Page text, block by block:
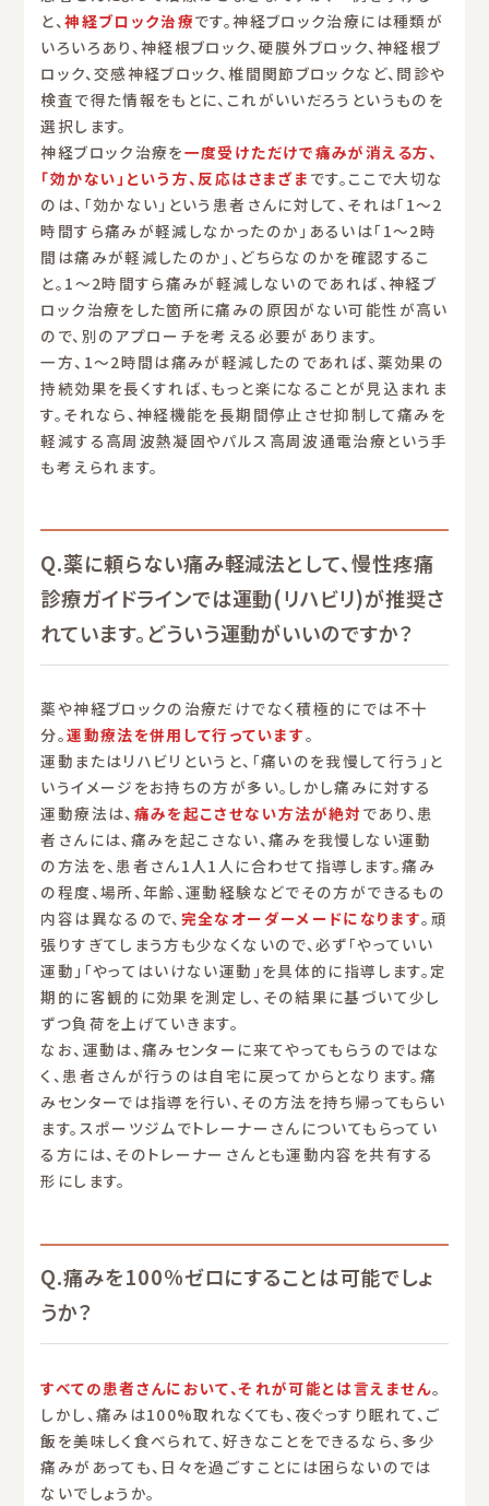
と、神経ブロック治療です。神経ブロック治療には種類が
いろいろあり、神経根ブロック、硬膜外ブロック、神経根ブ
ロック、交感神経ブロック、椎間関節ブロックなど、問診や
検査で得た情報をもとに、これがいいだろうというものを
選択します。
神経ブロック治療を一度受けただけで痛みが消える方、
「効かない」という方、反応はさまざま です。ここで大切な
のは、「効かない」という患者さんに対して、それは「1〜2
時間すら痛みが軽減しなかったのか」あるいは「1〜2時
間は痛みが軽減したのか」、どちらなのかを確認するこ
と。1〜2時間すら痛みが軽減しないのであれば、神経ブ
ロック治療をした箇所に痛みの原因がない可能性が高い
ので、別のアプローチを考える必要があります。
一方、1〜2時間は痛みが軽減したのであれば、薬効果の
持続効果を長くすれば、もっと楽になることが見込まれま
す。それなら、神経機能を長期間停止させ抑制して痛みを
軽減する高周波熱凝固やパルス高周波通電治療という手
も考えられます。
Q.薬に頼らない痛み軽減法として、慢性疼痛
診療ガイドラインでは運動(リハビリ)が推奨さ
れています。どういう運動がいいのですか？
薬や神経ブロックの治療だけでなく積極的にでは不十
分。運動療法を併用して行っています。
運動またはリハビリというと、「痛いのを我慢して行う」と
いうイメージをお持ちの方が多い。しかし痛みに対する
運動療法は、 痛みを起こさせない方法が絶対 であり、患
者さんには、痛みを起こさない、痛みを我慢しない運動
の方法を、患者さん1人1人に合わせて指導します。痛み
の程度、場所、年齢、運動経験などでその方ができるもの
内容は異なるので、 完全なオーダーメードになります。頑
張りすぎてしまう方も少なくないので、必ず「やっていい
運動」「やってはいけない運動」を具体的に指導します。定
期的に客観的に効果を測定し、その結果に基づいて少し
ずつ負荷を上げていきます。
なお、運動は、痛みセンターに来てやってもらうのではな
く、患者さんが行うのは自宅に戻ってからとなります。痛
みセンターでは指導を行い、その方法を持ち帰ってもらい
ます。スポーツジムでトレーナーさんについてもらってい
る方には、そのトレーナーさんとも運動内容を共有する
形にします。
Q.痛みを100%ゼロにすることは可能でしょ
うか？
すべての患者さんにおいて、それが可能とは言えません。
しかし、痛みは100%取れなくても、夜ぐっすり眠れて、ご
飯を美味しく食べられて、好きなことをできるなら、多少
痛みがあっても、日々を過ごすことには困らないのでは
ないでしょうか。